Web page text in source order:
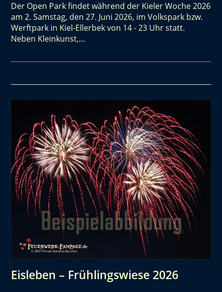
Der Open Park findet während der Kieler Woche 2026
am 2. Samstag, den 27. Juni 2026, im Volkspark bzw.
Werftpark in Kiel-Ellerbek von 14 - 23 Uhr statt.
Neben Kleinkunst,…
Eisleben – Frühlingswiese 2026